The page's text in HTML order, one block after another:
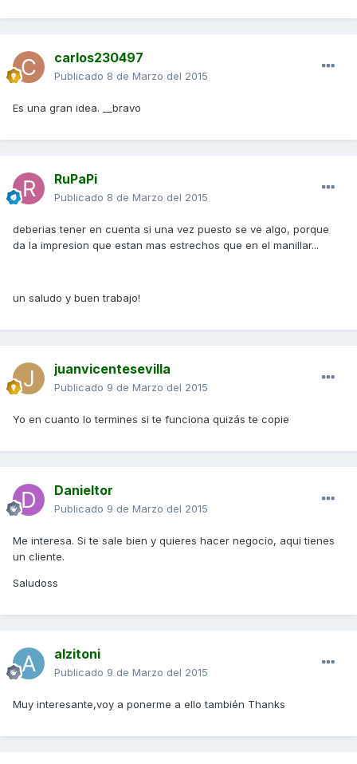
carlos230497
Publicado 8 de Marzo del 2015
Es una gran idea. __bravo
RuPaPi
Publicado 8 de Marzo del 2015
deberias tener en cuenta si una vez puesto se ve algo, porque
da la impresion que estan mas estrechos que en el manillar...
un saludo y buen trabajo!
juanvicentesevilla
Publicado 9 de Marzo del 2015
Yo en cuanto lo termines si te funciona quizás te copie
Danieltor
Publicado 9 de Marzo del 2015
Me interesa. Si te sale bien y quieres hacer negocio, aqui tienes
un cliente.
Saludoss
alzitoni
Publicado 9 de Marzo del 2015
Muy interesante,voy a ponerme a ello también Thanks